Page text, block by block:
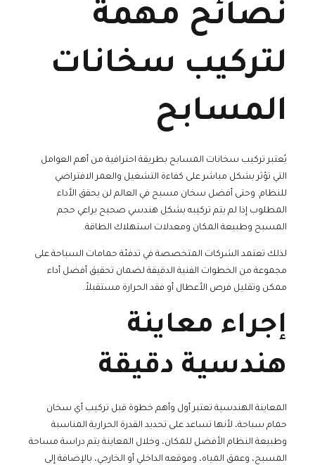
نصائح مهمة
لتركيب سخانات
المسابح
يُعتبر تركيب سخانات المسابح بطريقة احترافية من أهم العوامل
التي تؤثر بشكل مباشر على كفاءة التشغيل والعمر الافتراضي
للنظام. وحتى أفضل سخان مسبح في العالم لن يحقق الأداء
المطلوب إذا لم يتم تركيبه بشكل هندسي صحيح يراعي حجم
المسبح وطبيعة المكان ومعدلات استهلاك الطاقة.
لذلك تعتمد الشركات المتخصصة في تدفئة حمامات السباحة على
مجموعة من الخطوات الفنية الدقيقة لضمان تحقيق أفضل أداء
ممكن وتقليل فرص الأعطال أو فقد الحرارة مستقبلاً.
إجراء معاينة
هندسية دقيقة
المعاينة الهندسية تعتبر أول وأهم خطوة قبل تركيب أي سخان
حمام سباحة، لأنها تساعد على تحديد القدرة الحرارية المناسبة
وطبيعة النظام الأفضل للمكان، وخلال المعاينة يتم دراسة مساحة
المسبح، وعمق المياه، وموقعه الداخلي أو الخارجي، بالإضافة إلى